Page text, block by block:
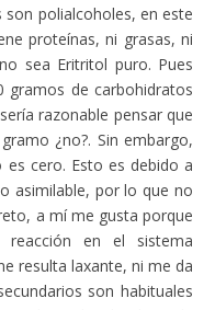
polialcoholes, en este
proteínas, ni grasas, ni
sea Eritritol puro. Pues
gramos de carbohidratos
razonable pensar que
¿no?. Sin embargo,
cero. Esto es debido a
asimilable, por lo que no
a mí me gusta porque
en el sistema
resulta laxante, ni me da
son habituales